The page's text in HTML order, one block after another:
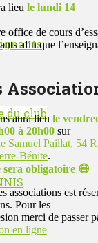
du club
lieu le lundi 14
office de cours
afin que
aura lieu le
à 20h00 sur
Samuel Paillat, 54
Bénite.
obligatoire 😷
associations est
Pour les
merci de passer
en ligne